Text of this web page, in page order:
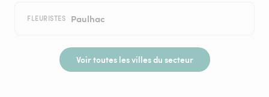
FLEURISTES Paulhac
Voir toutes les villes du secteur